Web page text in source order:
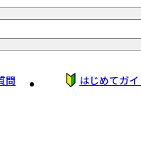
問 はじめてガイ